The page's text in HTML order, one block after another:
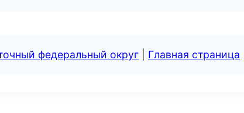
федеральный округ Главная страница